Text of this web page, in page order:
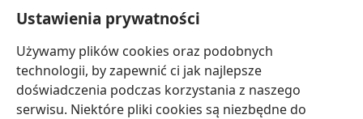
Ustawienia prywatności
Używamy plików cookies oraz podobnych
technologii, by zapewnić ci jak najlepsze
doświadczenia podczas korzystania z naszego
serwisu. Niektóre pliki cookies są niezbędne do
Abijasz rósł w siłę. Z czasem wziął sobie 14
w i został ojcem 22 synów i 16 córek.
Pozostałe fakty z życia Abijasza — jego czyny
i słowa — spisano w sprawozdaniu * proroka Idda